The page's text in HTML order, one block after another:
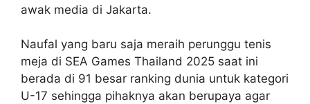
awak media di Jakarta.
Naufal yang baru saja meraih perunggu tenis
meja di SEA Games Thailand 2025 saat ini
berada di 91 besar ranking dunia untuk kategori
U-17 sehingga pihaknya akan berupaya agar